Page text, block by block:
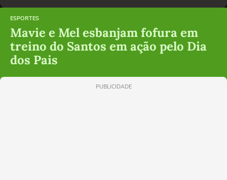
ESPORTES
Mavie e Mel esbanjam fofura em
treino do Santos em ação pelo Dia
dos Pais
PUBLICIDADE